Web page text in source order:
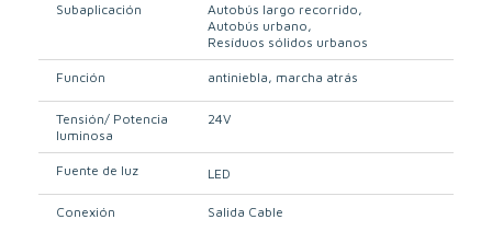
Subaplicación
Autobús largo recorrido
Autobús urbano
Resíduos sólidos urbanos
Función antiniebla marcha atrás
Tensión/ Potencia
luminosa
24V
Fuente de luz LED
Conexión Salida Cable